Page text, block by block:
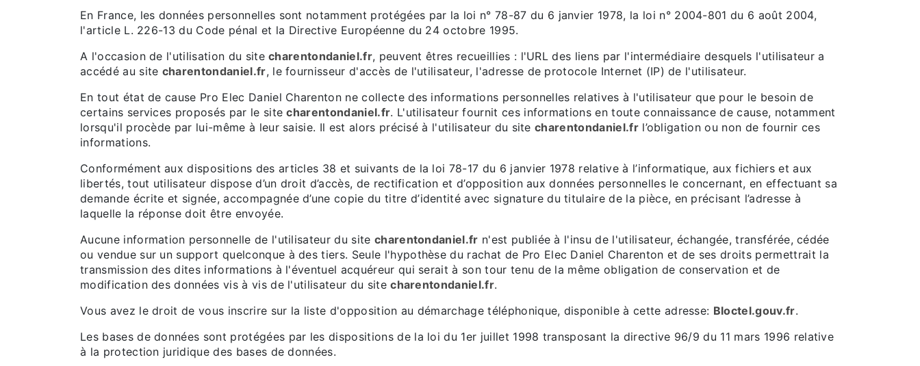
En France, les données personnelles sont notamment protégées par la loi n° 78-87 du 6 janvier 1978, la loi n° 2004-801 du 6 août 2004,
l'article L. 226-13 du Code pénal et la Directive Européenne du 24 octobre 1995.
A l'occasion de l'utilisation du sitecharentondaniel.fr, peuvent êtres recueillies : l'URL des liens par l'intermédiaire desquels l'utilisateur a
accédé au site charentondaniel.fr, le fournisseur d'accès de l'utilisateur, l'adresse de protocole Internet (IP) de l'utilisateur.
En tout état de cause Pro Elec Daniel Charenton ne collecte des informations personnelles relatives à l'utilisateur que pour le besoin de
certains services proposés par le sitecharentondaniel.fr. L'utilisateur fournit ces informations en toute connaissance de cause, notamment
lorsqu'il procède par lui-même à leur saisie. Il est alors précisé à l'utilisateur du sitecharentondaniel.frl’obligation ou non de fournir ces
informations.
Conformément aux dispositions des articles 38 et suivants de la loi 78-17 du 6 janvier 1978 relative à l’informatique, aux fichiers et aux
libertés, tout utilisateur dispose d’un droit d’accès, de rectification et d’opposition aux données personnelles le concernant, en effectuant sa
demande écrite et signée, accompagnée d’une copie du titre d’identité avec signature du titulaire de la pièce, en précisant l’adresse à
laquelle la réponse doit être envoyée.
Aucune information personnelle de l'utilisateur du site charentondaniel.fr n'est publiée à l'insu de l'utilisateur, échangée, transférée, cédée
ou vendue sur un support quelconque à des tiers. Seule l'hypothèse du rachat de Pro Elec Daniel Charenton et de ses droits permettrait la
transmission des dites informations à l'éventuel acquéreur qui serait à son tour tenu de la même obligation de conservation et de
modification des données vis à vis de l'utilisateur du sitecharentondaniel.fr.
Vous avez le droit de vous inscrire sur la liste d'opposition au démarchage téléphonique, disponible à cette adresse: Bloctel.gouv.fr.
Les bases de données sont protégées par les dispositions de la loi du 1er juillet 1998 transposant la directive 96/9 du 11 mars 1996 relative
à la protection juridique des bases de données.